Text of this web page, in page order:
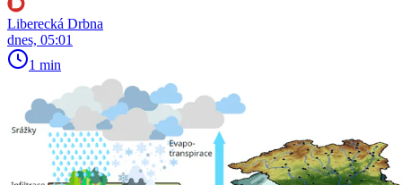
Liberecká Drbna
dnes, 05:01
1 min